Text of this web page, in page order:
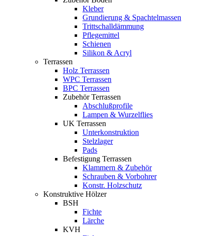
Kleber
Grundierung & Spachtelmassen
Trittschalldämmung
Pflegemittel
Schienen
Silikon & Acryl
Terrassen
Holz Terrassen
WPC Terrassen
BPC Terrassen
Zubehör Terrassen
Abschlußprofile
Lampen & Wurzelflies
UK Terrassen
Unterkonstruktion
Stelzlager
Pads
Befestigung Terrassen
Klammern & Zubehör
Schrauben & Vorbohrer
Konstr. Holzschutz
Konstruktive Hölzer
BSH
Fichte
Lärche
KVH